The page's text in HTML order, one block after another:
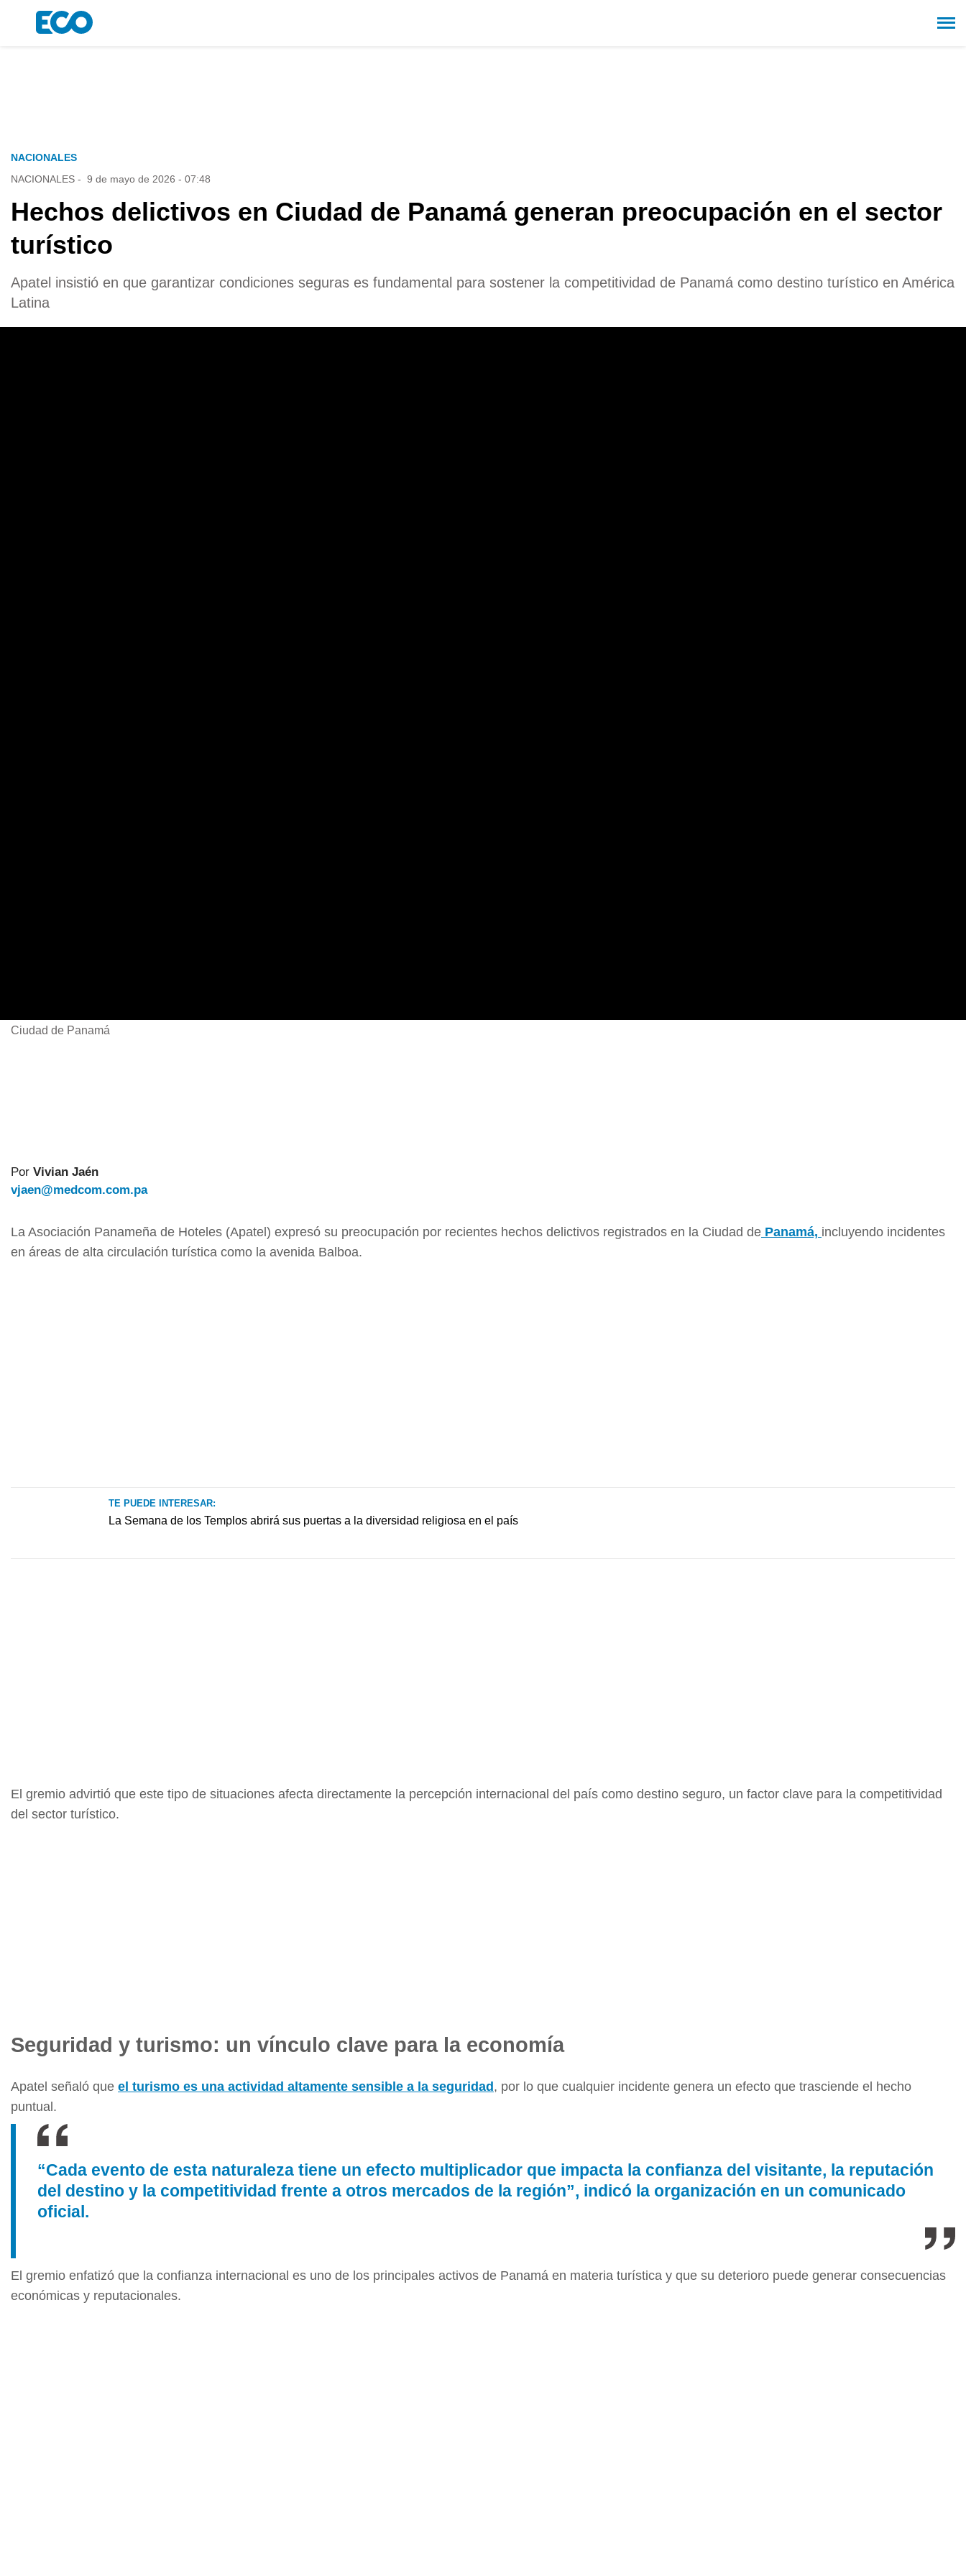
NACIONALES
NACIONALES - 9 de mayo de 2026 - 07:48
Hechos delictivos en Ciudad de Panamá generan preocupación en el sector
turístico
Apatel insistió en que garantizar condiciones seguras es fundamental para sostener la competitividad de Panamá como destino turístico en América
Latina
Ciudad de Panamá
Por Vivian Jaén
vjaen@medcom.com.pa
La Asociación Panameña de Hoteles (Apatel) expresó su preocupación por recientes hechos delictivos registrados en la Ciudad de Panamá, incluyendo incidentes
en áreas de alta circulación turística como la avenida Balboa.
TE PUEDE INTERESAR:
La Semana de los Templos abrirá sus puertas a la diversidad religiosa en el país
El gremio advirtió que este tipo de situaciones afecta directamente la percepción internacional del país como destino seguro, un factor clave para la competitividad
del sector turístico.
Seguridad y turismo: un vínculo clave para la economía
Apatel señaló que el turismo es una actividad altamente sensible a la seguridad, por lo que cualquier incidente genera un efecto que trasciende el hecho
puntual.
“Cada evento de esta naturaleza tiene un efecto multiplicador que impacta la confianza del visitante, la reputación
del destino y la competitividad frente a otros mercados de la región”, indicó la organización en un comunicado
oficial.
El gremio enfatizó que la confianza internacional es uno de los principales activos de Panamá en materia turística y que su deterioro puede generar consecuencias
económicas y reputacionales.